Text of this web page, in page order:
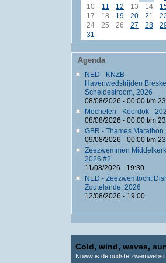
10
11 12 13 14
17
18 19 20 21
24
25 26 27 28
31
Agenda
NED - KNZB -
Havenwedstrijden
Scheldestroom, 2026
08/08/2026 - 00:00t/m
Mechelen - Keerdok -
08/08/2026 - 00:00t/m
GBR - Thames Marathon
09/08/2026 - 00:00t/m
Zeezwemmen
2026 #2
11/08/2026 - 19:30
NED - Zeezwemtocht
Zoutelande, 2026
12/08/2026 - 19:00
Cold, wind, waves,
Noww is de oudste